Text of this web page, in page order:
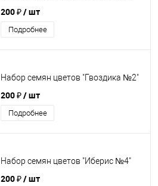
200 ₽/ шт
Подробнее
Набор семян цветов "Гвоздика №2"
200 ₽/ шт
Подробнее
Набор семян цветов "Иберис №4"
200 ₽/ шт